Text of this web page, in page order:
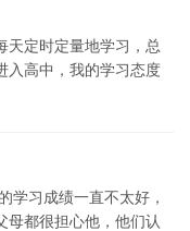
天定时定量地学习，总
入高中，我的学习态度
学习成绩一直不太好，
母都很担心他，他们认